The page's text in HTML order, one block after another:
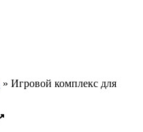
» Игровой комплекс для